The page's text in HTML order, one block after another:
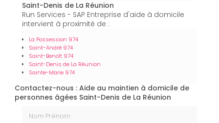
Saint-Denis de La Réunion
Run Services - SAP Entreprise d'aide à domicile
intervient à proximité de :
La Possession 974
Saint-André 974
Saint-Benoît 974
Saint-Denis de La Réunion
Sainte-Marie 974
Contactez-nous : Aide au maintien à domicile de
personnes âgées Saint-Denis de La Réunion